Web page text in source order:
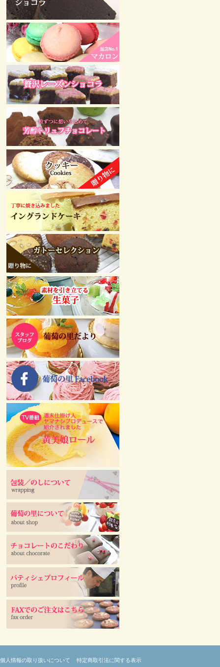
個人情報の取り扱いについて
特定商取引法に関する表示